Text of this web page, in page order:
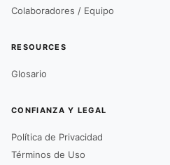
Colaboradores / Equipo
RESOURCES
Glosario
CONFIANZA Y LEGAL
Política de Privacidad
Términos de Uso